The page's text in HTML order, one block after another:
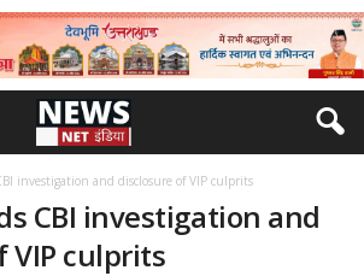
investigation and disclosure of VIP culprits
CBI investigation and
VIP culprits